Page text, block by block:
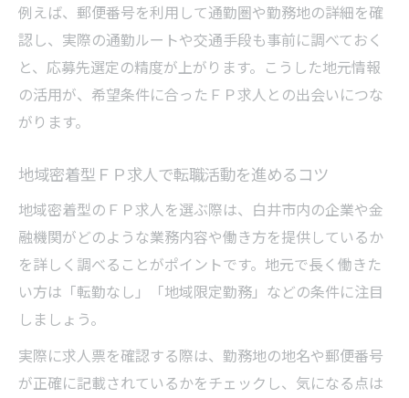
例えば、郵便番号を利用して通勤圏や勤務地の詳細を確
認し、実際の通勤ルートや交通手段も事前に調べておく
と、応募先選定の精度が上がります。こうした地元情報
の活用が、希望条件に合ったＦＰ求人との出会いにつな
がります。
地域密着型ＦＰ求人で転職活動を進めるコツ
地域密着型のＦＰ求人を選ぶ際は、白井市内の企業や金
融機関がどのような業務内容や働き方を提供しているか
を詳しく調べることがポイントです。地元で長く働きた
い方は「転勤なし」「地域限定勤務」などの条件に注目
しましょう。
実際に求人票を確認する際は、勤務地の地名や郵便番号
が正確に記載されているかをチェックし、気になる点は